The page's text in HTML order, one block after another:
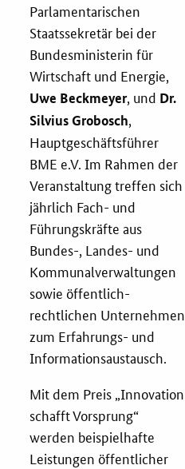
Services
Öffentliche Beschaffung
E-Learning
KOINNOvationsplatz
Praxisbeispiele
Marketing-Guide
Playbook
Innovationspreis
EU-Förderung
Parlamentarischen
Staatssekretär bei der
Bundesministerin für
Wirtschaft und Energie,
Uwe Beckmeyer, und Dr.
Silvius Grobosch,
Hauptgeschäftsführer
BME e.V. Im Rahmen der
Veranstaltung treffen sich
jährlich Fach- und
Führungskräfte aus
Bundes-, Landes- und
Kommunalverwaltungen
sowie öffentlich-
rechtlichen Unternehmen
zum Erfahrungs- und
Informationsaustausch.
Mit dem Preis „Innovation
schafft Vorsprung“
werden beispielhafte
Leistungen öffentlicher